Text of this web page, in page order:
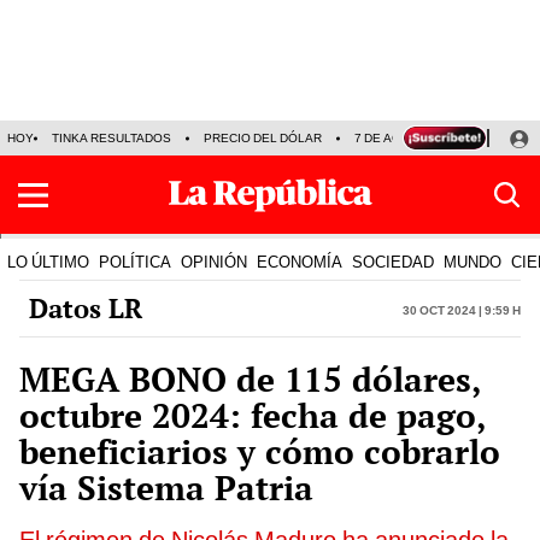
HOY TINKA RESULTADOS PRECIO DEL DÓLAR 7 DE AGOSTO OLLANTA
LO ÚLTIMO POLÍTICA OPINIÓN ECONOMÍA SOCIEDAD MUNDO
Datos LR 30 Oct 2024 | 9:59 h
MEGA BONO de 115 dólares,
octubre 2024: fecha de pago,
beneficiarios y cómo cobrarlo
vía Sistema Patria